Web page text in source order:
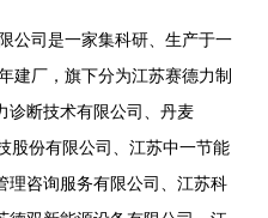
司是一家集科研、生产于一
建厂，旗下分为江苏赛德力制
诊断技术有限公司、丹麦
股份有限公司、江苏中一节能
理咨询服务有限公司、江苏科